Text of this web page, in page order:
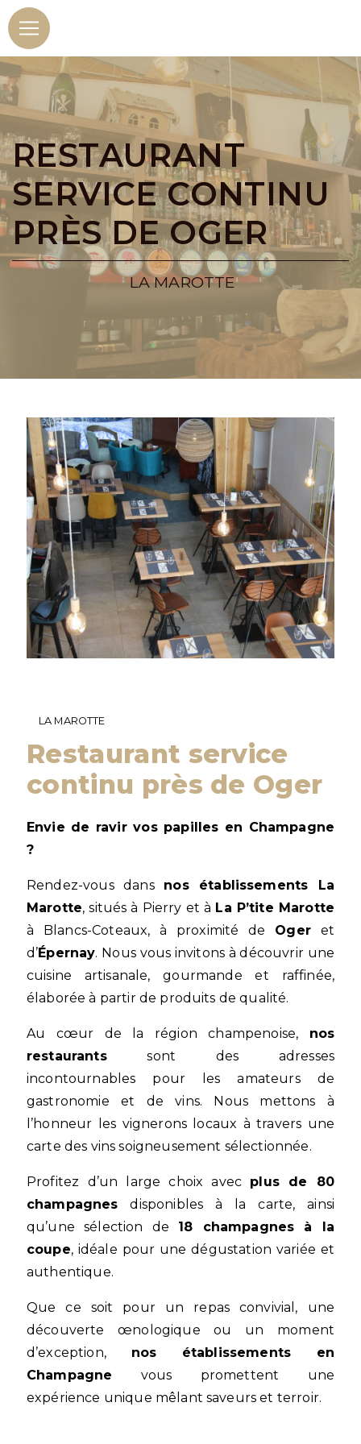
RESTAURANT
SERVICE CONTINU
PRÈS DE OGER
LA MAROTTE
LA MAROTTE
Restaurant service
continu près de Oger
Envie de ravir vos papilles en Champagne
?
Rendez-vous dans nos établissements La
Marotte, situés à Pierry et à La P’tite Marotte
à Blancs-Coteaux, à proximité de Ogeret
d’Épernay. Nous vous invitons à découvrir une
cuisine artisanale, gourmande et raffinée,
élaborée à partir de produits de qualité.
Au cœur de la région champenoise, nos
restaurantssont des adresses
incontournables pour les amateurs de
gastronomie et de vins. Nous mettons à
l’honneur les vignerons locaux à travers une
carte des vins soigneusement sélectionnée.
Profitez d’un large choix avec plus de 80
champagnes disponibles à la carte, ainsi
qu’une sélection de 18 champagnes à la
coupe, idéale pour une dégustation variée et
authentique.
Que ce soit pour un repas convivial, une
découverte œnologique ou un moment
d’exception, nos établissements en
Champagne vous promettent une
expérience unique mêlant saveurs et terroir.
Panneau de gestion des cookies